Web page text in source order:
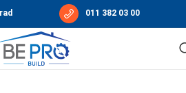
011 382 03 00
Benzinski motori - HONDA